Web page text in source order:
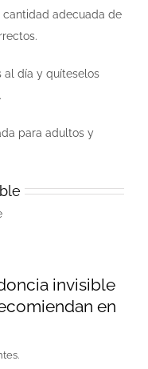
cantidad adecuada de
al día y quíteselos
para adultos y
invisible
en